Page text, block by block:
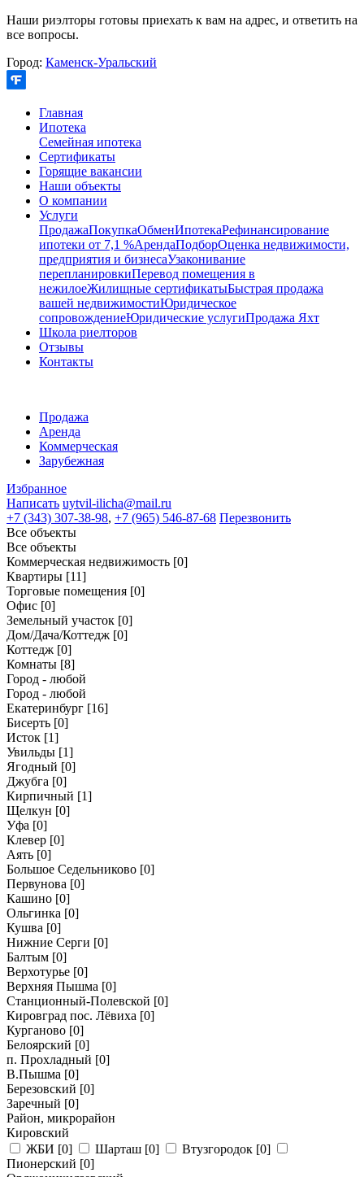
Наши риэлторы готовы приехать к вам на адрес, и ответить на
все вопросы.
Город: Каменск-Уральский
Главная
Ипотека
Семейная ипотека
Сертификаты
Горящие вакансии
Наши объекты
О компании
Услуги
ПродажаПокупкаОбменИпотекаРефинансирование
ипотеки от 7,1 %АрендаПодборОценка недвижимости,
предприятия и бизнесаУзаконивание
перепланировкиПеревод помещения в
нежилоеЖилищные сертификатыБыстрая продажа
вашей недвижимостиЮридическое
сопровождениеЮридические услугиПродажа Яхт
Школа риелторов
Отзывы
Контакты
Продажа
Аренда
Коммерческая
Зарубежная
Избранное
Написать uytvil-ilicha@mail.ru
+7 (343) 307-38-98, +7 (965) 546-87-68 Перезвонить
Все объекты
Все объекты
Коммерческая недвижимость [0]
Квартиры [11]
Торговые помещения [0]
Офис [0]
Земельный участок [0]
Дом/Дача/Коттедж [0]
Коттедж [0]
Комнаты [8]
Город - любой
Город - любой
Екатеринбург [16]
Бисерть [0]
Исток [1]
Увильды [1]
Ягодный [0]
Джубга [0]
Кирпичный [1]
Щелкун [0]
Уфа [0]
Клевер [0]
Аять [0]
Большое Седельниково [0]
Первунова [0]
Кашино [0]
Ольгинка [0]
Кушва [0]
Нижние Серги [0]
Балтым [0]
Верхотурье [0]
Верхняя Пышма [0]
Станционный-Полевской [0]
Кировград пос. Лёвиха [0]
Курганово [0]
Белоярский [0]
п. Прохладный [0]
В.Пышма [0]
Березовский [0]
Заречный [0]
Район, микрорайон
Кировский
ЖБИ [0] Шарташ [0] Втузгородок [0]
Пионерский [0]